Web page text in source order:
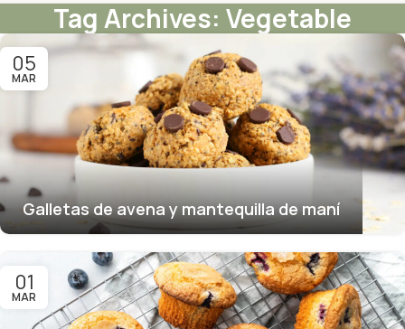
Tag Archives: Vegetable
05
MAR
Galletas de avena y mantequilla de maní
01
MAR